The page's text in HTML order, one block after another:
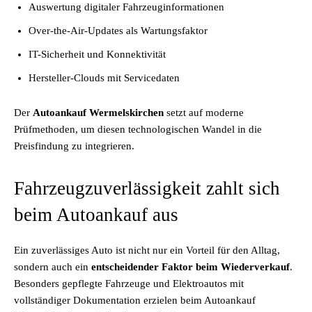
Auswertung digitaler Fahrzeuginformationen
Over-the-Air-Updates als Wartungsfaktor
IT-Sicherheit und Konnektivität
Hersteller-Clouds mit Servicedaten
Der Autoankauf Wermelskirchen setzt auf moderne
Prüfmethoden, um diesen technologischen Wandel in die
Preisfindung zu integrieren.
Fahrzeugzuverlässigkeit zahlt sich
beim Autoankauf aus
Ein zuverlässiges Auto ist nicht nur ein Vorteil für den Alltag,
sondern auch ein entscheidender Faktor beim Wiederverkauf.
Besonders gepflegte Fahrzeuge und Elektroautos mit
vollständiger Dokumentation erzielen beim Autoankauf